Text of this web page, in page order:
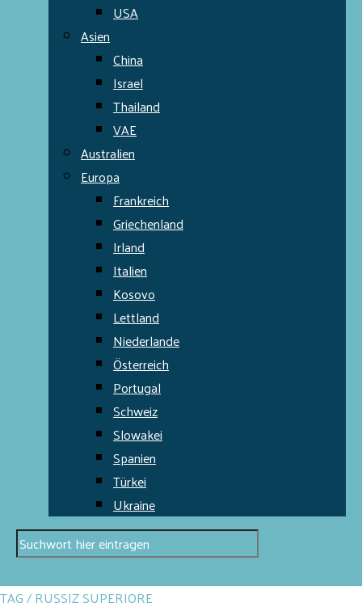
USA
Asien
China
Israel
Thailand
VAE
Australien
Europa
Frankreich
Griechenland
Irland
Italien
Kosovo
Lettland
Niederlande
Österreich
Portugal
Schweiz
Slowakei
Spanien
Türkei
Ukraine
TAG / RUSSIZ SUPERIORE